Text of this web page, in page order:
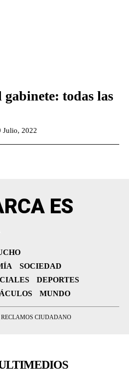
gabinete: todas las
Julio, 2022
ES
SOCIEDAD
DEPORTES
MUNDO
RECLAMOS CIUDADANO